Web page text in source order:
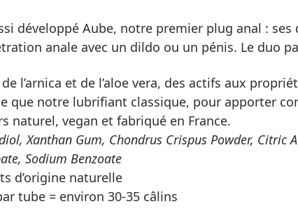
développé Aube, notre premier plug anal :
anale avec un dildo ou un pénis. Le duo
l’arnica et de l’aloe vera, des actifs aux
que notre lubrifiant classique, pour apporter
naturel, vegan et fabriqué en France.
Xanthan Gum, Chondrus Crispus Powder,
Sodium Benzoate
d’origine naturelle
tube = environ 30-35 câlins